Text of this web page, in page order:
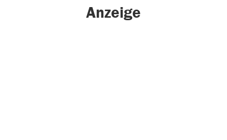
Anzeige